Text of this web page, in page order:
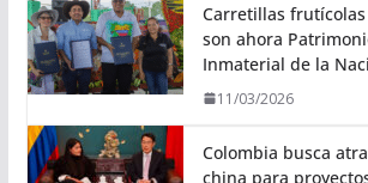
Carretillas
son ahora
Inmaterial de la
11/03/2026
Colombia busca
china para